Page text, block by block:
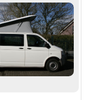
kompaktní
umožní snadno
městskými
výklopná
několika
v prostorný